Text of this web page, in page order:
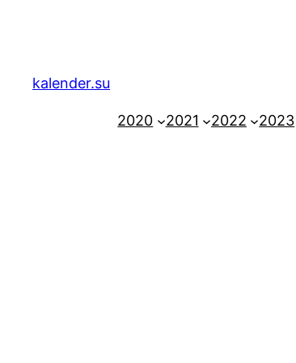
kalender.su
2020 2021 2022 2023